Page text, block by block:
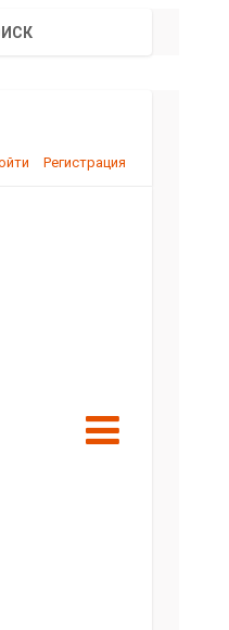
Регистрация